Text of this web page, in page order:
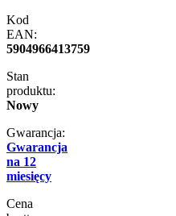
Kod
EAN:
5904966413759
Stan
produktu:
Nowy
Gwarancja:
Gwarancja
na 12
miesięcy
Cena